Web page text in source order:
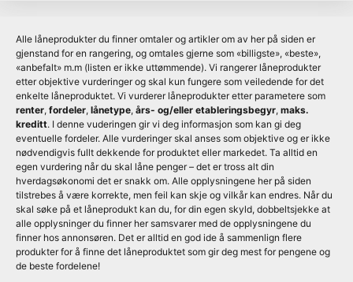
Alle låneprodukter du finner omtaler og artikler om av her på siden er
gjenstand for en rangering, og omtales gjerne som «billigste», «beste»,
«anbefalt» m.m (listen er ikke uttømmende). Vi rangerer låneprodukter
etter objektive vurderinger og skal kun fungere som veiledende for det
enkelte låneproduktet. Vi vurderer låneprodukter etter parametere som
renter, fordeler, lånetype, års- og/eller etableringsbegyr, maks.
kreditt. I denne vuderingen gir vi deg informasjon som kan gi deg
eventuelle fordeler. Alle vurderinger skal anses som objektive og er ikke
nødvendigvis fullt dekkende for produktet eller markedet. Ta alltid en
egen vurdering når du skal låne penger – det er tross alt din
hverdagsøkonomi det er snakk om. Alle opplysningene her på siden
tilstrebes å være korrekte, men feil kan skje og vilkår kan endres. Når du
skal søke på et låneprodukt kan du, for din egen skyld, dobbeltsjekke at
alle opplysninger du finner her samsvarer med de opplysningene du
finner hos annonsøren. Det er alltid en god ide å sammenlign flere
produkter for å finne det låneproduktet som gir deg mest for pengene og
de beste fordelene!